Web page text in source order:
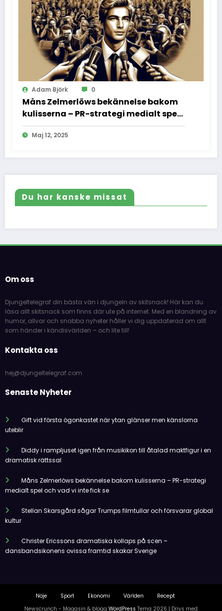
Adam Björk 0
Måns Zelmerlöws bekännelse bakom
kulisserna – PR-strategi medialt spel
och vad vi inte fick se
Maj 12, 2025
Du har kanske missat
Om oss
Djungeltelegraf din bästa vän i djungeln av skitsnack! Här kan du
läsa allt skitsnack som finns där ute på internet. Med en blandning av
humor, allvar och snabba nyheter håller vi dig uppdaterad om allt
som händer i kändisvärlden – och lite till!
Kontakta oss
hej@djungeltelegraf.com
Senaste Nyheter
Gift vid första ögonkastet när ytan glänser men känslorna
uteblir
Diddy i rampljuset igen från musikikon till åtalad maktfigur i en
dramatisk rättssal
Måns Zelmerlöws bekännelse bakom kulisserna – PR-strategi
medialt spel och vad vi inte fick se
Stellan Skarsgård sågar Trumps filmtullar och försvarar global
kultur
Christer Ericssons dramatiska kollaps på scen –
dansbandsikonens ovissa framtid skakar Sverige
Nöje Sport Ekonomi Världen
Recept
Newscrunch - Magasin & blogg WordPress Tema 2026 | Drivs med